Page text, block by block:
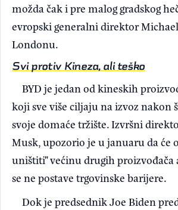
možda čak i pre malog gradskog
evropski generalni direktor
Londonu.
Svi protiv Kineza, ali teško
BYD je jedan od kineskih
koji sve više ciljaju na izvoz nakon
svoje domaće tržište. Izvršni
Musk, upozorio je u januaru da će
uništiti" većinu drugih
se ne postave trgovinske barijere.
Dok je predsednik Joe Biden